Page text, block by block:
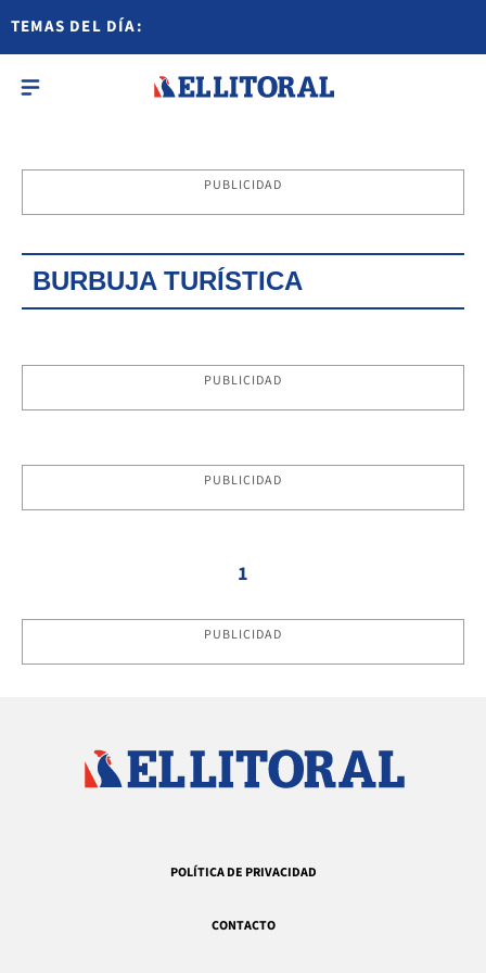
TEMAS DEL DÍA:
PUBLICIDAD
BURBUJA TURÍSTICA
PUBLICIDAD
PUBLICIDAD
1
PUBLICIDAD
POLÍTICA DE PRIVACIDAD
CONTACTO